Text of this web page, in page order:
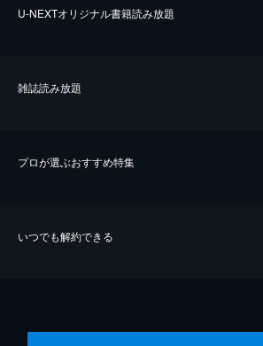
U-NEXTオリジナル書籍読み放題
雑誌読み放題
プロが選ぶおすすめ特集
いつでも解約できる